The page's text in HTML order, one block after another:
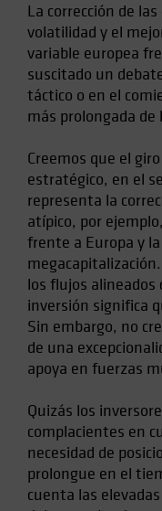
Poland
Portugal
Singapore
South Korea - 대
Sweden
Switzerland
Taiwan - 台灣
UK
United States
US (Non-US
La corrección de
volatilidad y el
variable europea
suscitado un
táctico o en el
más prolongada de
Creemos que el
estratégico, en el
representa la
atípico, por
frente a Europa y
los flujos alineados
inversión significa
Sin embargo, no
de una
apoya en fuerzas
Quizás los
complacientes en
necesidad de
prolongue en el
cuenta las